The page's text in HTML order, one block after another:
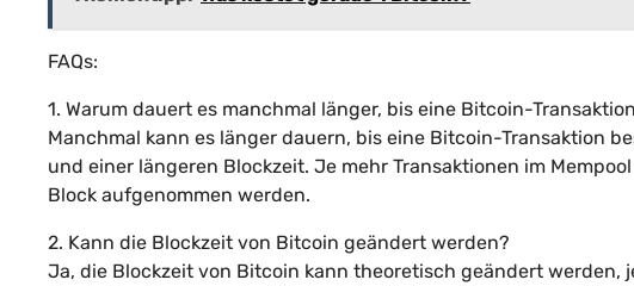
FAQs:
1. Warum dauert es manchmal länger, bis eine Bitcoin-
Manchmal kann es länger dauern, bis eine Bitcoin-Transaktion
und einer längeren Blockzeit. Je mehr Transaktionen im
Block aufgenommen werden.
2. Kann die Blockzeit von Bitcoin geändert werden?
Ja, die Blockzeit von Bitcoin kann theoretisch geändert